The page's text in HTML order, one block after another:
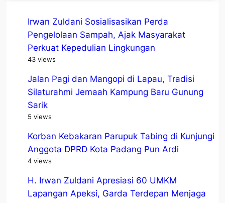
Irwan Zuldani Sosialisasikan Perda
Pengelolaan Sampah, Ajak Masyarakat
Perkuat Kepedulian Lingkungan
43 views
Jalan Pagi dan Mangopi di Lapau, Tradisi
Silaturahmi Jemaah Kampung Baru Gunung
Sarik
5 views
Korban Kebakaran Parupuk Tabing di Kunjungi
Anggota DPRD Kota Padang Pun Ardi
4 views
H. Irwan Zuldani Apresiasi 60 UMKM
Lapangan Apeksi, Garda Terdepan Menjaga